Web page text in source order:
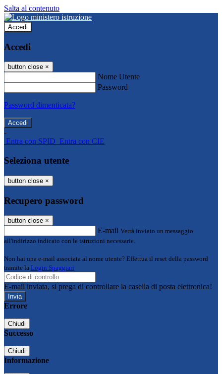
Salta al contenuto
Accedi
Accedi
button close ×
Nome Utente
Password
Password dimenticata?
-
Entra con SPID Entra con CIE
Seleziona utente
button close ×
Recupero password
button close ×
E-mail Verrà inviato un messaggio
all'indirizzo indicato con le istruzioni necessarie.
Non hai una e-mail associata al nome utente? Effettua il reset della password
tramite la Login Spaggiari
E-mail inviata, si prega di controllare la casella di posta elettronica!
Errore
Chiudi
Successo
Chiudi
Informazione